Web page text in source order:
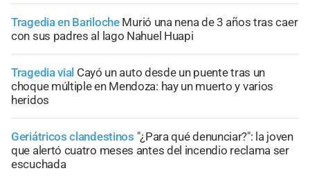
Tragedia en Bariloche Murió una nena de 3 años tras caer
con sus padres al lago Nahuel Huapi
Tragedia vial Cayó un auto desde un puente tras un
choque múltiple en Mendoza: hay un muerto y varios
heridos
Geriátricos clandestinos "¿Para qué denunciar?": la joven
que alertó cuatro meses antes del incendio reclama ser
escuchada